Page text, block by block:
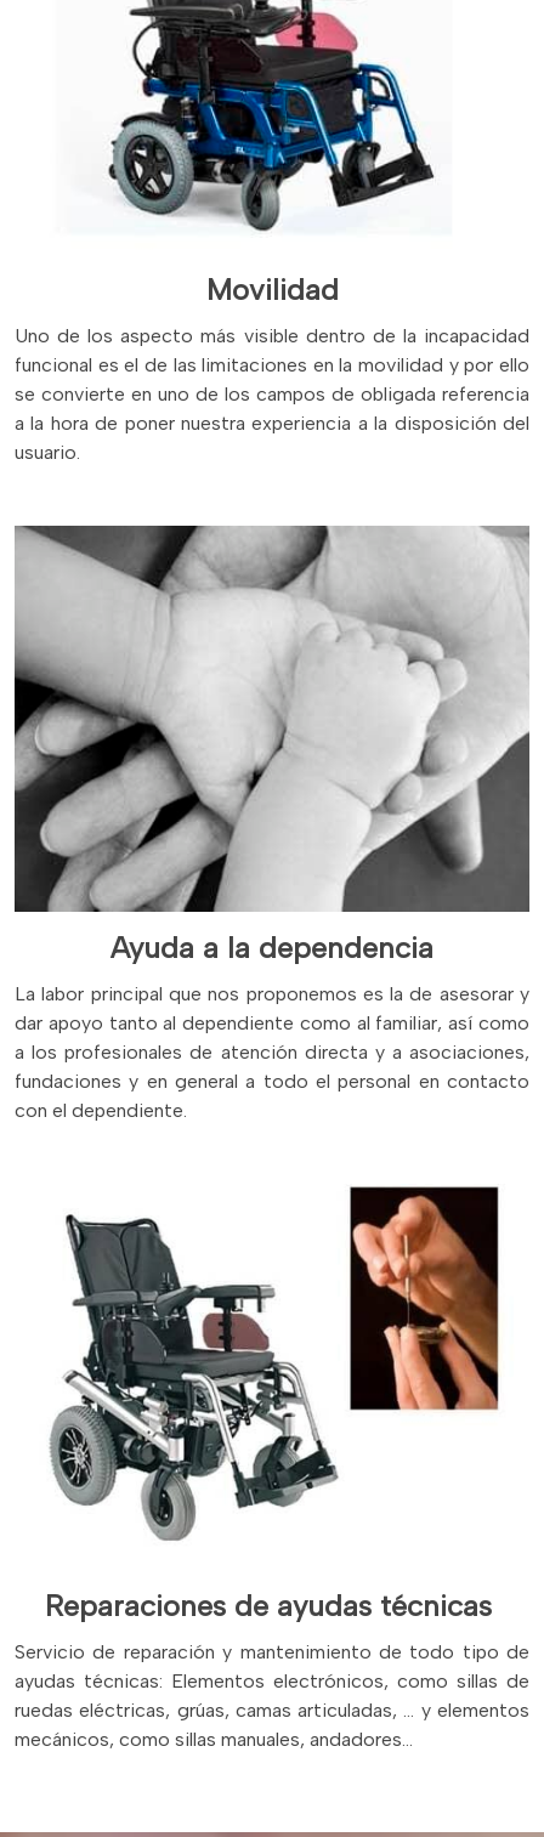
Movilidad
Uno de los aspecto más visible dentro de la incapacidad
funcional es el de las limitaciones en la movilidad y por ello
se convierte en uno de los campos de obligada referencia
a la hora de poner nuestra experiencia a la disposición del
usuario.
Ayuda a la dependencia
La labor principal que nos proponemos es la de asesorar y
dar apoyo tanto al dependiente como al familiar, así como
a los profesionales de atención directa y a asociaciones,
fundaciones y en general a todo el personal en contacto
con el dependiente.
Reparaciones de ayudas técnicas
Servicio de reparación y mantenimiento de todo tipo de
ayudas técnicas: Elementos electrónicos, como sillas de
ruedas eléctricas, grúas, camas articuladas, … y elementos
mecánicos, como sillas manuales, andadores…